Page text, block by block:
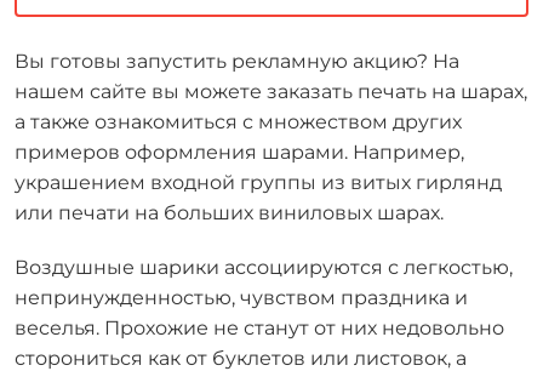
Вы готовы запустить рекламную акцию? На
нашем сайте вы можете заказать печать на шарах,
а также ознакомиться с множеством других
примеров оформления шарами. Например,
украшением входной группы из витых гирлянд
или печати на больших виниловых шарах.
Воздушные шарики ассоциируются с легкостью,
непринужденностью, чувством праздника и
веселья. Прохожие не станут от них недовольно
сторониться как от буклетов или листовок, а